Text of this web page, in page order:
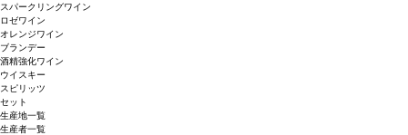
スパークリングワイン
ロゼワイン
オレンジワイン
ブランデー
酒精強化ワイン
ウイスキー
スピリッツ
セット
生産地一覧
生産者一覧